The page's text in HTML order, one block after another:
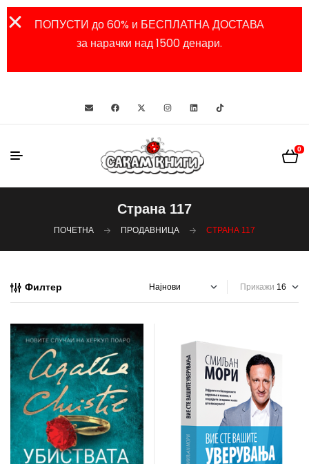
ПОПУСТИ до 60% и БЕСПЛАТНА ДОСТАВА
за нарачки над 1500 денари.
0
Страна 117
ПОЧЕТНА ПРОДАВНИЦА СТРАНА 117
Филтер Прикажи